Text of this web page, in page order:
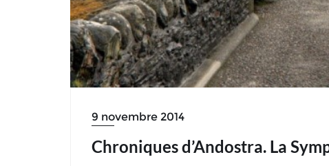
9 novembre 2014
Chroniques d’Andostra. La